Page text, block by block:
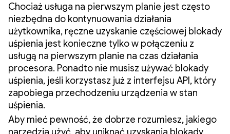
Chociaż usługa na pierwszym planie jest często
niezbędna do kontynuowania działania
użytkownika, ręczne uzyskanie częściowej blokady
uśpienia jest konieczne tylko w połączeniu z
usługą na pierwszym planie na czas działania
procesora. Ponadto nie musisz używać blokady
uśpienia, jeśli korzystasz już z interfejsu API, który
zapobiega przechodzeniu urządzenia w stan
uśpienia.
Aby mieć pewność, że dobrze rozumiesz, jakiego